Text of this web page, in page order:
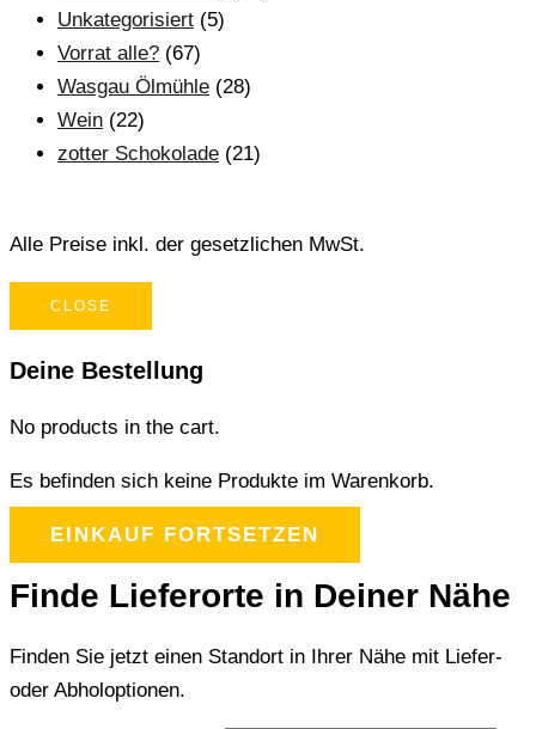
Unkategorisiert (5)
Vorrat alle? (67)
Wasgau Ölmühle (28)
Wein (22)
zotter Schokolade (21)
Alle Preise inkl. der gesetzlichen MwSt.
CLOSE
Deine Bestellung
No products in the cart.
Es befinden sich keine Produkte im Warenkorb.
EINKAUF FORTSETZEN
Finde Lieferorte in Deiner Nähe
Finden Sie jetzt einen Standort in Ihrer Nähe mit Liefer-
oder Abholoptionen.